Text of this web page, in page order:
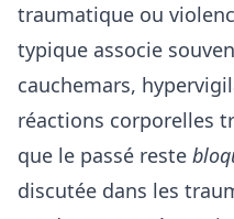
traumatique ou
typique associe
cauchemars,
réactions corporelles
que le passé reste
discutée dans les